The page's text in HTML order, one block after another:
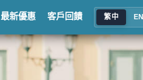
最新優惠 客戶回饋 繁中 EN